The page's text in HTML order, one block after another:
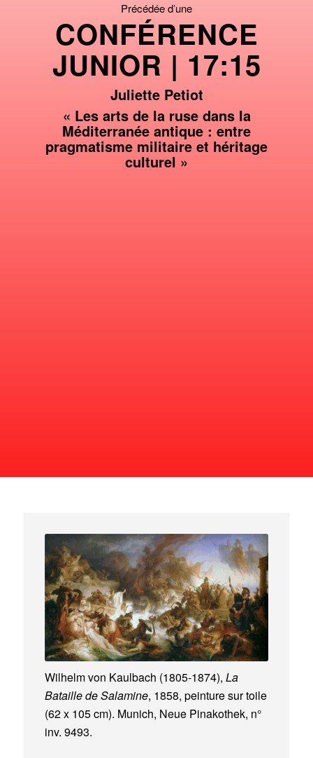
Précédée d’une
CONFÉRENCE
JUNIOR | 17:15
Juliette Petiot
« Les arts de la ruse dans la
Méditerranée antique : entre
pragmatisme militaire et héritage
culturel »
Wilhelm von Kaulbach (1805-1874), La
Bataille de Salamine, 1858, peinture sur toile
(62 x 105 cm). Munich, Neue Pinakothek, n°
inv. 9493.